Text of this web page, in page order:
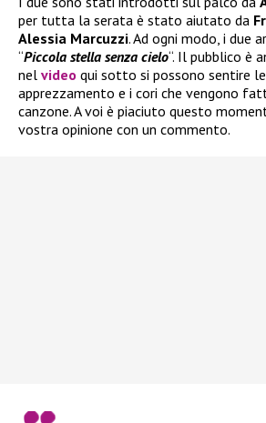
per tutta la serata è stato aiutato da
Alessia Marcuzzi. Ad ogni modo, i due
“Piccola stella senza cielo“. Il pubblico è
nel video qui sotto si possono sentire
apprezzamento e i cori che vengono
canzone. A voi è piaciuto questo
vostra opinione con un commento.